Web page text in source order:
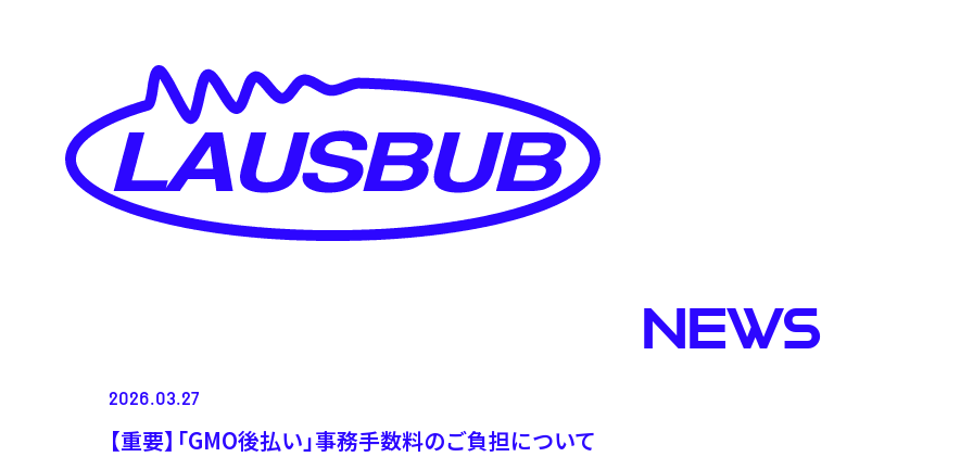
NEWS
2026.03.27
【重要】「GMO後払い」事務手数料のご負担について